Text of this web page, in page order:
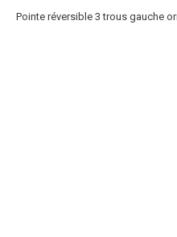
Pointe réversible 3 trous gauche